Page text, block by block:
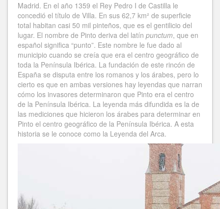
Madrid. En el año 1359 el Rey Pedro I de Castilla le
concedió el título de Villa. En sus 62,7 km² de superficie
total habitan casi 50 mil pinteños, que es el gentilicio del
lugar. El nombre de Pinto deriva del latín punctum, que en
español significa “punto”. Este nombre le fue dado al
municipio cuando se creía que era el centro geográfico de
toda la Península Ibérica. La fundación de este rincón de
España se disputa entre los romanos y los árabes, pero lo
cierto es que en ambas versiones hay leyendas que narran
cómo los invasores determinaron que Pinto era el centro
de la Península Ibérica. La leyenda más difundida es la de
las mediciones que hicieron los árabes para determinar en
Pinto el centro geográfico de la Península Ibérica. A esta
historia se le conoce como la Leyenda del Arca.